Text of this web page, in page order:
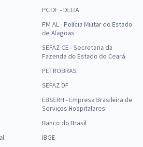
PC DF - DELTA
PM AL - Polícia Militar do Estado
de Alagoas
SEFAZ CE - Secretaria da
Fazenda do Estado do Ceará
PETROBRAS
SEFAZ DF
EBSERH - Empresa Brasileira de
Serviços Hospitalares
Banco do Brasil
IBGE